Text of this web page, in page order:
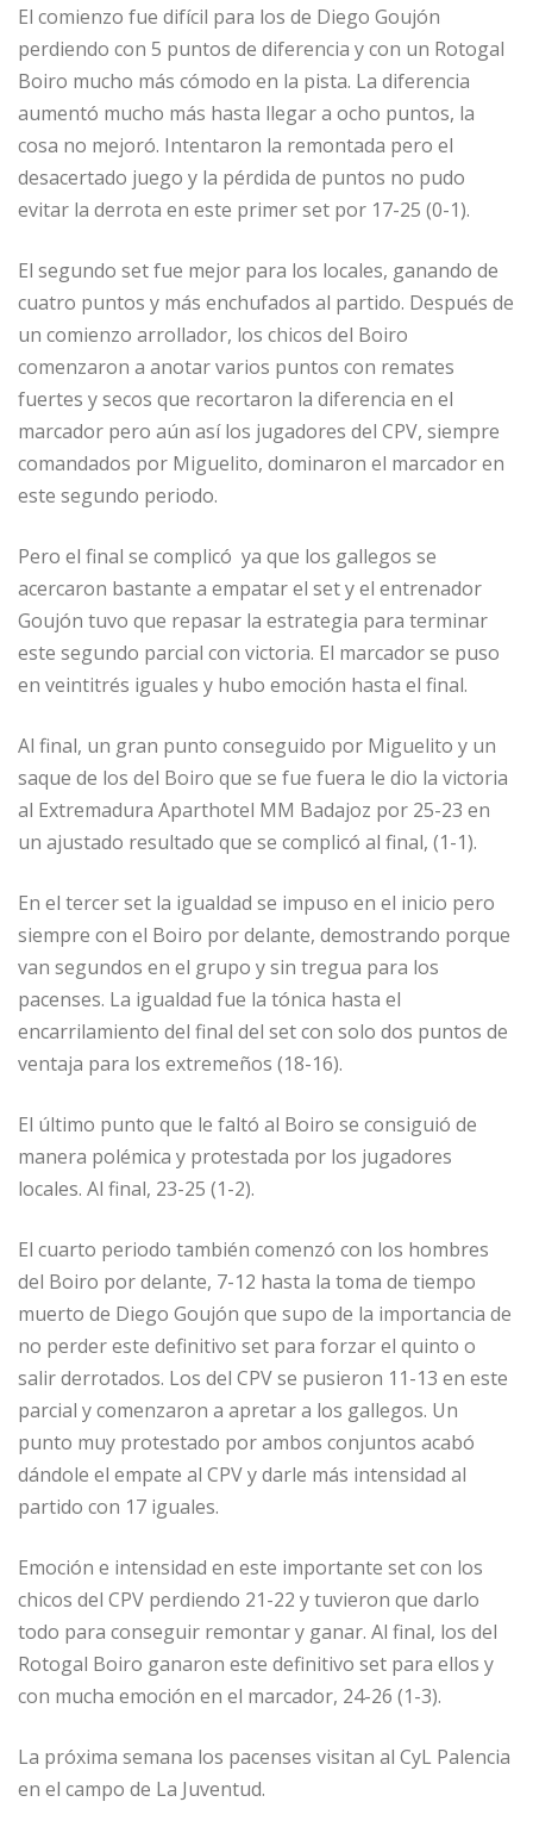
El comienzo fue difícil para los de Diego Goujón
perdiendo con 5 puntos de diferencia y con un Rotogal
Boiro mucho más cómodo en la pista. La diferencia
aumentó mucho más hasta llegar a ocho puntos, la
cosa no mejoró. Intentaron la remontada pero el
desacertado juego y la pérdida de puntos no pudo
evitar la derrota en este primer set por 17-25 (0-1).
El segundo set fue mejor para los locales, ganando de
cuatro puntos y más enchufados al partido. Después de
un comienzo arrollador, los chicos del Boiro
comenzaron a anotar varios puntos con remates
fuertes y secos que recortaron la diferencia en el
marcador pero aún así los jugadores del CPV, siempre
comandados por Miguelito, dominaron el marcador en
este segundo periodo.
Pero el final se complicó ya que los gallegos se
acercaron bastante a empatar el set y el entrenador
Goujón tuvo que repasar la estrategia para terminar
este segundo parcial con victoria. El marcador se puso
en veintitrés iguales y hubo emoción hasta el final.
Al final, un gran punto conseguido por Miguelito y un
saque de los del Boiro que se fue fuera le dio la victoria
al Extremadura Aparthotel MM Badajoz por 25-23 en
un ajustado resultado que se complicó al final, (1-1).
En el tercer set la igualdad se impuso en el inicio pero
siempre con el Boiro por delante, demostrando porque
van segundos en el grupo y sin tregua para los
pacenses. La igualdad fue la tónica hasta el
encarrilamiento del final del set con solo dos puntos de
ventaja para los extremeños (18-16).
El último punto que le faltó al Boiro se consiguió de
manera polémica y protestada por los jugadores
locales. Al final, 23-25 (1-2).
El cuarto periodo también comenzó con los hombres
del Boiro por delante, 7-12 hasta la toma de tiempo
muerto de Diego Goujón que supo de la importancia de
no perder este definitivo set para forzar el quinto o
salir derrotados. Los del CPV se pusieron 11-13 en este
parcial y comenzaron a apretar a los gallegos. Un
punto muy protestado por ambos conjuntos acabó
dándole el empate al CPV y darle más intensidad al
partido con 17 iguales.
Emoción e intensidad en este importante set con los
chicos del CPV perdiendo 21-22 y tuvieron que darlo
todo para conseguir remontar y ganar. Al final, los del
Rotogal Boiro ganaron este definitivo set para ellos y
con mucha emoción en el marcador, 24-26 (1-3).
La próxima semana los pacenses visitan al CyL Palencia
en el campo de La Juventud.